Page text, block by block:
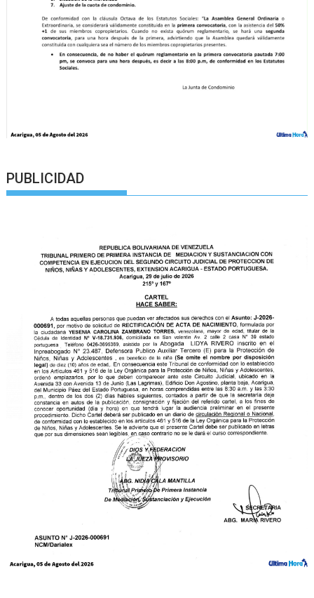
PUBLICIDAD